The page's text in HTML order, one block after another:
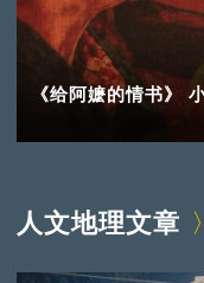
《给阿嬷的情书》
人文地理文章